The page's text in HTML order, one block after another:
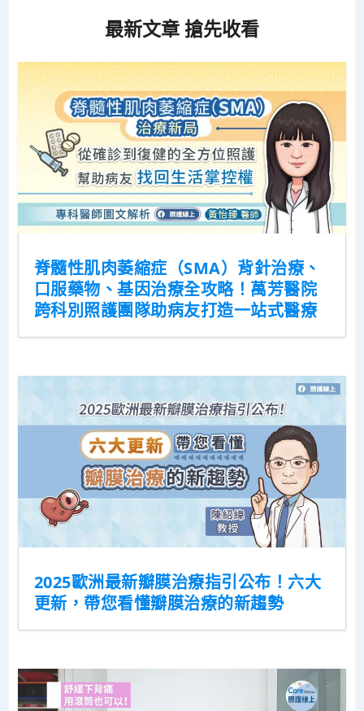
最新文章 搶先收看
脊髓性肌肉萎縮症（SMA）背針治療、
口服藥物、基因治療全攻略！萬芳醫院
跨科別照護團隊助病友打造一站式醫療
2025歐洲最新瓣膜治療指引公布！六大
更新，帶您看懂瓣膜治療的新趨勢